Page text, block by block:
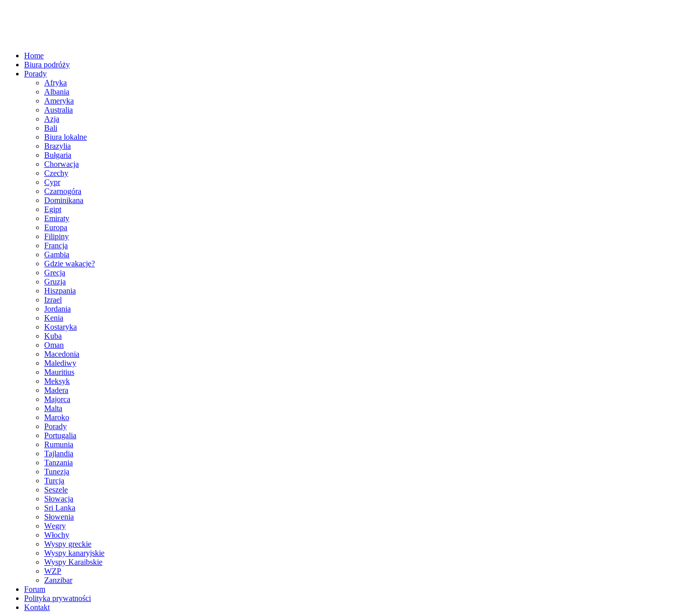
Home
Biura podróży
Porady
Afryka
Albania
Ameryka
Australia
Azja
Bali
Biura lokalne
Brazylia
Bułgaria
Chorwacja
Czechy
Cypr
Czarnogóra
Dominikana
Egipt
Emiraty
Europa
Filipiny
Francja
Gambia
Gdzie wakacje?
Grecja
Gruzja
Hiszpania
Izrael
Jordania
Kenia
Kostaryka
Kuba
Oman
Macedonia
Malediwy
Mauritius
Meksyk
Madera
Majorca
Malta
Maroko
Porady
Portugalia
Rumunia
Tajlandia
Tanzania
Tunezja
Turcja
Seszele
Słowacja
Sri Lanka
Słowenia
Węgry
Włochy
Wyspy greckie
Wyspy kanaryjskie
Wyspy Karaibskie
WZP
Zanzibar
Forum
Polityka prywatności
Kontakt